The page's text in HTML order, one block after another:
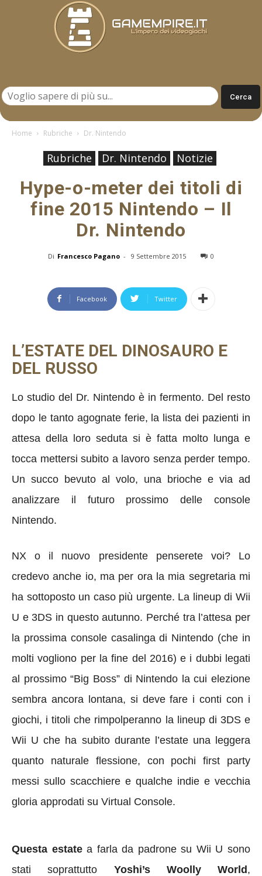
Home Rubriche Dr. Nintendo
Rubriche Dr. Nintendo Notizie
Hype-o-meter dei titoli di
fine 2015 Nintendo – Il
Dr. Nintendo
Di Francesco Pagano - 9 Settembre 2015 0
Facebook Twitter
L’ESTATE DEL DINOSAURO E
DEL RUSSO
Lo studio del Dr. Nintendo è in fermento. Del resto
dopo le tanto agognate ferie, la lista dei pazienti in
attesa della loro seduta si è fatta molto lunga e
tocca mettersi subito a lavoro senza perder tempo.
Un succo bevuto al volo, una brioche e via ad
analizzare il futuro prossimo delle console
Nintendo.
NX o il nuovo presidente penserete voi? Lo
credevo anche io, ma per ora la mia segretaria mi
ha sottoposto un caso più urgente. La lineup di Wii
U e 3DS in questo autunno. Perché tra l’attesa per
la prossima console casalinga di Nintendo (che in
molti vogliono per la fine del 2016) e i dubbi legati
al prossimo “Big Boss” di Nintendo la cui elezione
sembra ancora lontana, si deve fare i conti con i
giochi, i titoli che rimpolperanno la lineup di 3DS e
Wii U che ha subito durante l’estate una leggera
quanto naturale flessione, con pochi first party
messi sullo scacchiere e qualche indie e vecchia
gloria approdati su Virtual Console.
Questa estatea farla da padrone su Wii U sono
stati soprattutto Yoshi’s Woolly World,